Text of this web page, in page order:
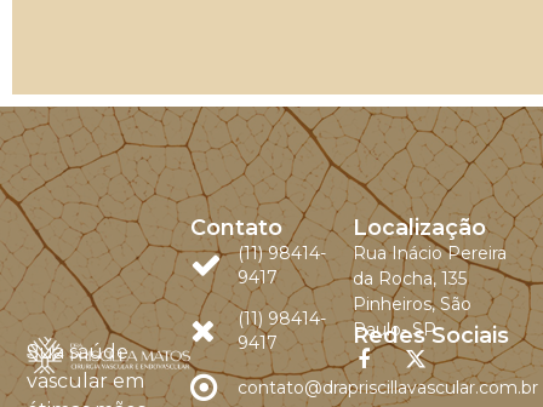
Sua saúde
vascular em
Contato
(11) 98414-
9417
(11) 98414-
9417
contato@drapriscillavascular.com.br
Localização
Rua Inácio Pereira
da Rocha, 135
Pinheiros, São
Paulo- SP
Redes Sociais